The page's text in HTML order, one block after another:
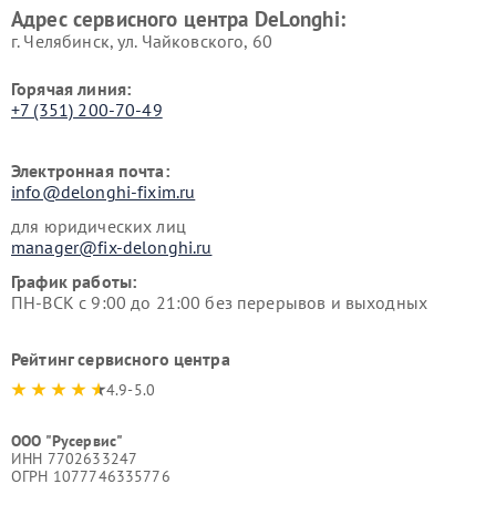
Адрес сервисного центра DeLonghi:
г. Челябинск, ул. Чайковского, 60
Горячая линия:
+7 (351) 200-70-49
Электронная почта:
info@delonghi-fixim.ru
для юридических лиц
manager@fix-delonghi.ru
График работы:
ПН-ВСК с 9:00 до 21:00 без перерывов и выходных
Рейтинг сервисного центра
4.9-5.0
ООО "Русервис"
ИНН 7702633247
ОГРН 1077746335776